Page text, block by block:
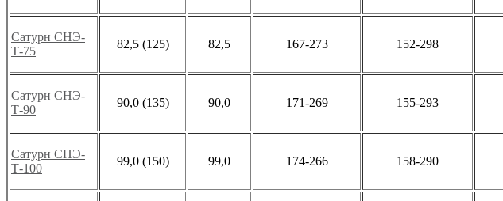
Сатурн СНЭ-
Т-75
82,5 (125) 82,5 167-273 152-298
Сатурн СНЭ-
Т-90
90,0 (135) 90,0 171-269 155-293
Сатурн СНЭ-
Т-100
99,0 (150) 99,0 174-266 158-290